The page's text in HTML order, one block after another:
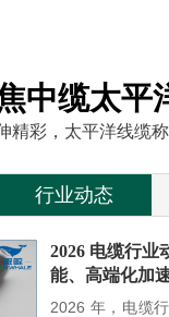
中缆太平
精彩，太平洋线缆
行业动态
2026 电缆行业
能、高端化加
2026 年，电缆